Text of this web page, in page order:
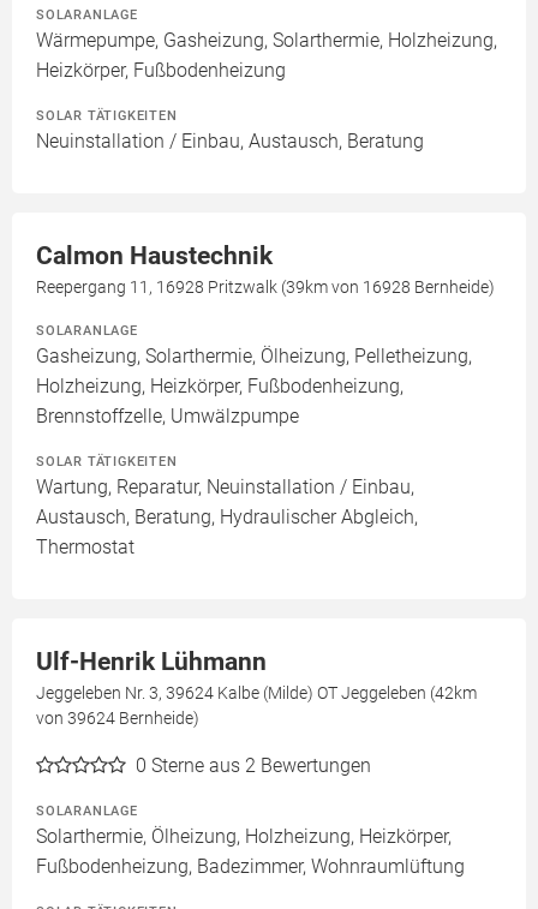
SOLARANLAGE
Wärmepumpe, Gasheizung, Solarthermie, Holzheizung,
Heizkörper, Fußbodenheizung
SOLAR TÄTIGKEITEN
Neuinstallation / Einbau, Austausch, Beratung
Calmon Haustechnik
Reepergang 11, 16928 Pritzwalk (39km von 16928 Bernheide)
SOLARANLAGE
Gasheizung, Solarthermie, Ölheizung, Pelletheizung,
Holzheizung, Heizkörper, Fußbodenheizung,
Brennstoffzelle, Umwälzpumpe
SOLAR TÄTIGKEITEN
Wartung, Reparatur, Neuinstallation / Einbau,
Austausch, Beratung, Hydraulischer Abgleich,
Thermostat
Ulf-Henrik Lühmann
Jeggeleben Nr. 3, 39624 Kalbe (Milde) OT Jeggeleben (42km
von 39624 Bernheide)
0 Sterne aus 2 Bewertungen
SOLARANLAGE
Solarthermie, Ölheizung, Holzheizung, Heizkörper,
Fußbodenheizung, Badezimmer, Wohnraumlüftung